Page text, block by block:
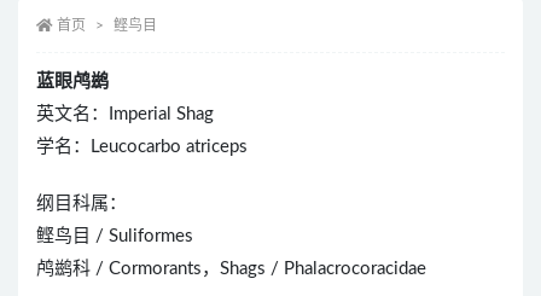
首页 鲣鸟目
蓝眼鸬鹚
英文名：Imperial Shag
学名：Leucocarbo atriceps
纲目科属：
鲣鸟目 / Suliformes
鸬鹚科 / Cormorants，Shags / Phalacrocoracidae